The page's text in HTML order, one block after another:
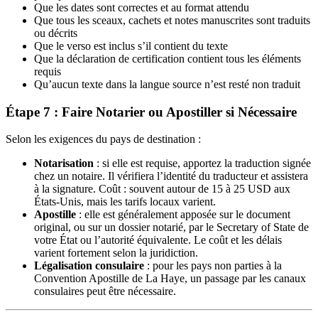
Que les dates sont correctes et au format attendu
Que tous les sceaux, cachets et notes manuscrites sont traduits
ou décrits
Que le verso est inclus s’il contient du texte
Que la déclaration de certification contient tous les éléments
requis
Qu’aucun texte dans la langue source n’est resté non traduit
Étape 7 : Faire Notarier ou Apostiller si Nécessaire
Selon les exigences du pays de destination :
Notarisation : si elle est requise, apportez la traduction signée
chez un notaire. Il vérifiera l’identité du traducteur et assistera
à la signature. Coût : souvent autour de 15 à 25 USD aux
États-Unis, mais les tarifs locaux varient.
Apostille : elle est généralement apposée sur le document
original, ou sur un dossier notarié, par le Secretary of State de
votre État ou l’autorité équivalente. Le coût et les délais
varient fortement selon la juridiction.
Légalisation consulaire : pour les pays non parties à la
Convention Apostille de La Haye, un passage par les canaux
consulaires peut être nécessaire.